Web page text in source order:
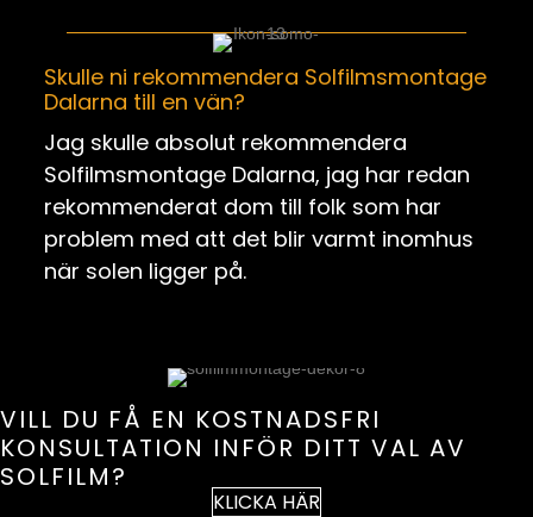
Skulle ni rekommendera Solfilmsmontage
Dalarna till en vän?
Jag skulle absolut rekommendera
Solfilmsmontage Dalarna, jag har redan
rekommenderat dom till folk som har
problem med att det blir varmt inomhus
när solen ligger på.
VILL DU FÅ EN KOSTNADSFRI
KONSULTATION INFÖR DITT VAL AV
SOLFILM?
KLICKA HÄR